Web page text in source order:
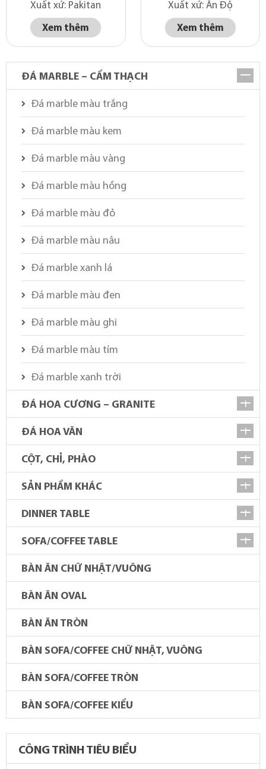
Xuất xứ: Pakitan
Xem thêm
Xuất xứ: Ấn Độ
Xem thêm
ĐÁ MARBLE – CẨM THẠCH
Đá marble màu trắng
Đá marble màu kem
Đá marble màu vàng
Đá marble màu hồng
Đá marble màu đỏ
Đá marble màu nâu
Đá marble xanh lá
Đá marble màu đen
Đá marble màu ghi
Đá marble màu tím
Đá marble xanh trời
ĐÁ HOA CƯƠNG – GRANITE
ĐÁ HOA VĂN
CỘT, CHỈ, PHÀO
SẢN PHẨM KHÁC
DINNER TABLE
SOFA/COFFEE TABLE
BÀN ĂN CHỮ NHẬT/VUÔNG
BÀN ĂN OVAL
BÀN ĂN TRÒN
BÀN SOFA/COFFEE CHỮ NHẬT, VUÔNG
BÀN SOFA/COFFEE TRÒN
BÀN SOFA/COFFEE KIỂU
CÔNG TRÌNH TIÊU BIỂU